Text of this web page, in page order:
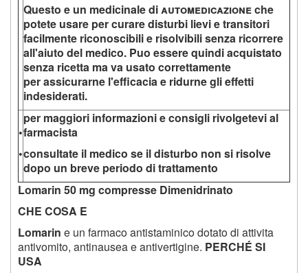
Questo e un medicinale di automedicazioneche
potete usare per curare disturbi lievi e transitori
facilmente riconoscibili e risolvibili senza ricorrere
all'aiuto del medico. Puo essere quindi acquistato
senza ricetta ma va usato correttamente
per assicurarne l'efficacia e ridurne gli effetti
indesiderati.
•
•
per maggiori informazioni e consigli rivolgetevi al
farmacista
consultate il medico se il disturbo non si risolve
dopo un breve periodo di trattamento
Lomarin 50 mg compresse Dimenidrinato
CHE COSA E
Lomarin e un farmaco antistaminico dotato di attivita
antivomito, antinausea e antivertigine. PERCHÉ SI
USA